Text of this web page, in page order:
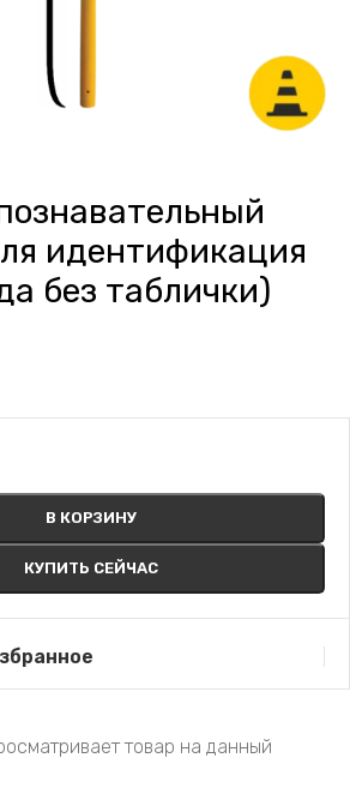
увеличить
идентификация
без таблички)
В КОРЗИНУ
КУПИТЬ СЕЙЧАС
товар на данный